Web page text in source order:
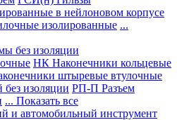
в нейлоновом корпусе
изолированные ...
без изоляции
НК Наконечники кольцевые
штыревые втулочные
изоляции РП-П Разъем
... Показать все
и автомобильный инструмент